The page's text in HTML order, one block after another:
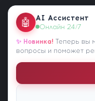
🤖 AI Ассистент
Онлайн 24/7
✨ Новинка! Теперь вы
вопросы и поможет